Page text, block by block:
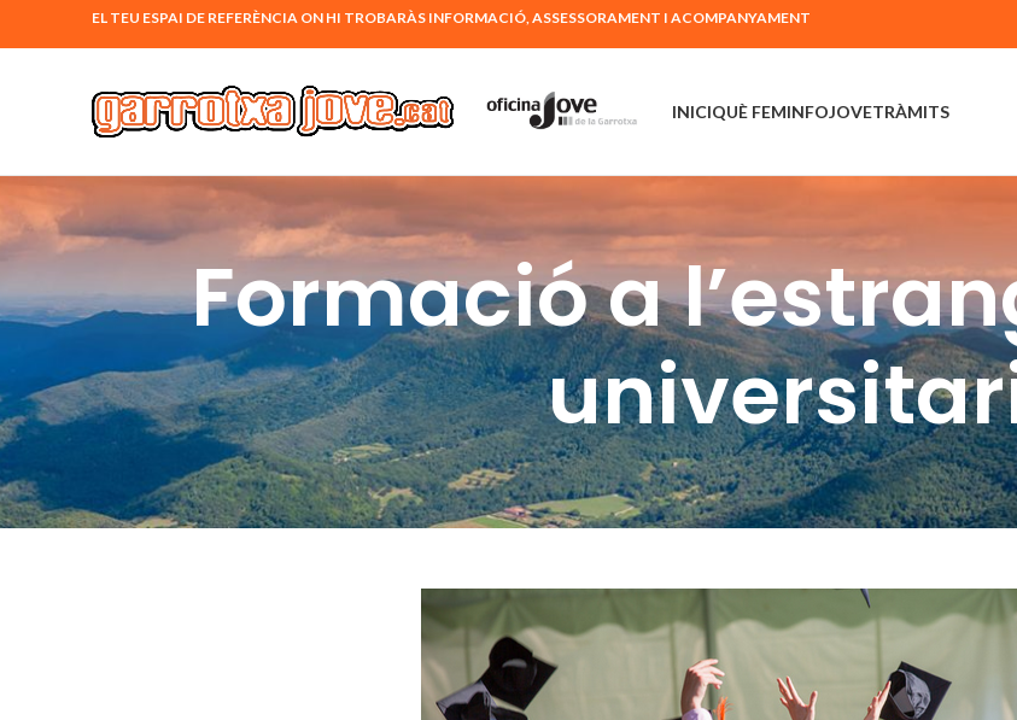
EL TEU ESPAI DE REFERÈNCIA ON HI TROBARÀS INFORMACIÓ, ASSESSORAMENT I ACOMPANYAMENT
INICIQUÈ FEMINFOJOVETRÀMITS
Formació a